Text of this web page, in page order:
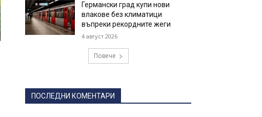
Германски град купи нови
влакове без климатици
въпреки рекордните жеги
4 август 2026
Повече
ПОСЛЕДНИ КОМЕНТАРИ